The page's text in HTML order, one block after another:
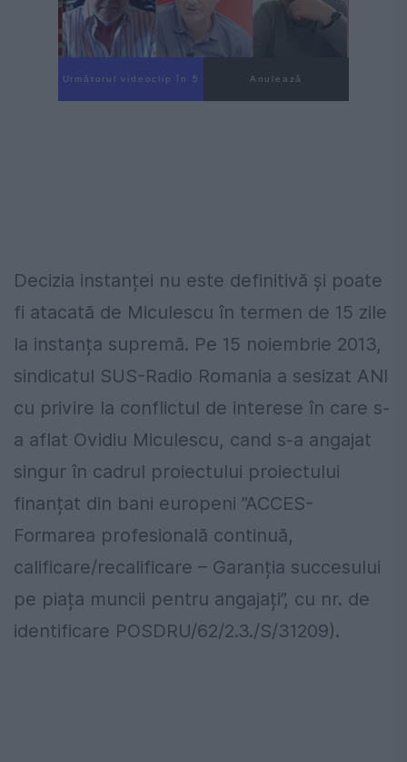
Următorul videoclip în 4 Anulează
Decizia instanței nu este definitivă și poate
fi atacată de Miculescu în termen de 15 zile
la instanța supremă. Pe 15 noiembrie 2013,
sindicatul SUS-Radio Romania a sesizat ANI
cu privire la conflictul de interese în care s-
a aflat Ovidiu Miculescu, cand s-a angajat
singur în cadrul proiectului proiectului
finanțat din bani europeni ”ACCES-
Formarea profesională continuă,
calificare/recalificare – Garanția succesului
pe piața muncii pentru angajați”, cu nr. de
identificare POSDRU/62/2.3./S/31209).